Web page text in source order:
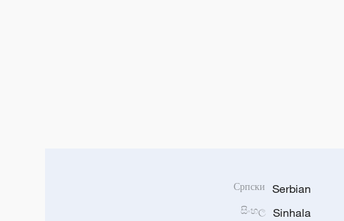
Serbian
Српски
Sinhala
සිංහල